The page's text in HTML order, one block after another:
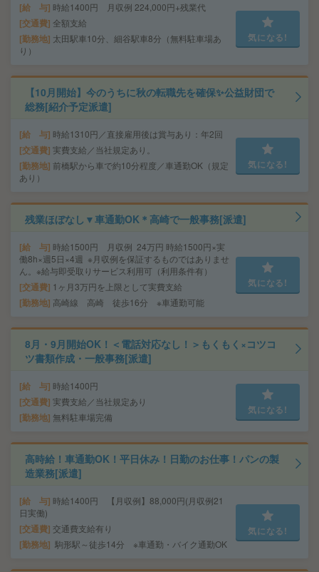
給 与 時給1400円 月収例 224,000円+残業代
交通費 全額支給
勤務地 太田駅車10分、細谷駅車8分（無料駐車場あ
り）
気になる!
【10月開始】今のうちに秋の転職先を確保✨公益財団で
総務[紹介予定派遣]
給 与 時給1310円／直接雇用後は賞与あり：年2回
交通費 実費支給／当社規定あり。
勤務地 前橋駅から車で約10分程度／車通勤OK（規定
あり）
気になる!
残業ほぼなし▼車通勤OK＊高崎で一般事務[派遣]
給 与 時給1500円 月収例 24万円 時給1500円×実
働8h×週5日×4週 ※月収例を保証するものではありませ
ん。※給与即受取りサービス利用可（利用条件有）
交通費 1ヶ月3万円を上限として実費支給
勤務地 高崎線 高崎 徒歩16分 ※車通勤可能
気になる!
8月・9月開始OK！＜電話対応なし！＞もくもく×コツコ
ツ書類作成・一般事務[派遣]
給 与 時給1400円
交通費 実費支給／当社規定あり
勤務地 無料駐車場完備
気になる!
高時給！車通勤OK！平日休み！日勤のお仕事！パンの製
造業務[派遣]
給 与 時給1400円 【月収例】88,000円(月収例21
日実働)
交通費 交通費支給有り
勤務地 駒形駅～徒歩14分 ※車通勤・バイク通勤OK
気になる!